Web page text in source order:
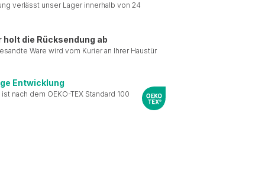
verlässt unser Lager innerhalb von 24
holt die Rücksendung ab
Ware wird vom Kurier an Ihrer Haustür
Entwicklung
nach dem OEKO-TEX Standard 100